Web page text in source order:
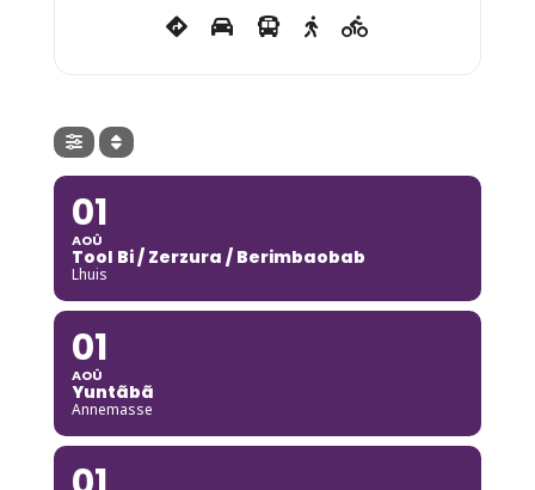
01
AOÛ
Tool Bi / Zerzura / Berimbaobab
Lhuis
01
AOÛ
Yuntãbã
Annemasse